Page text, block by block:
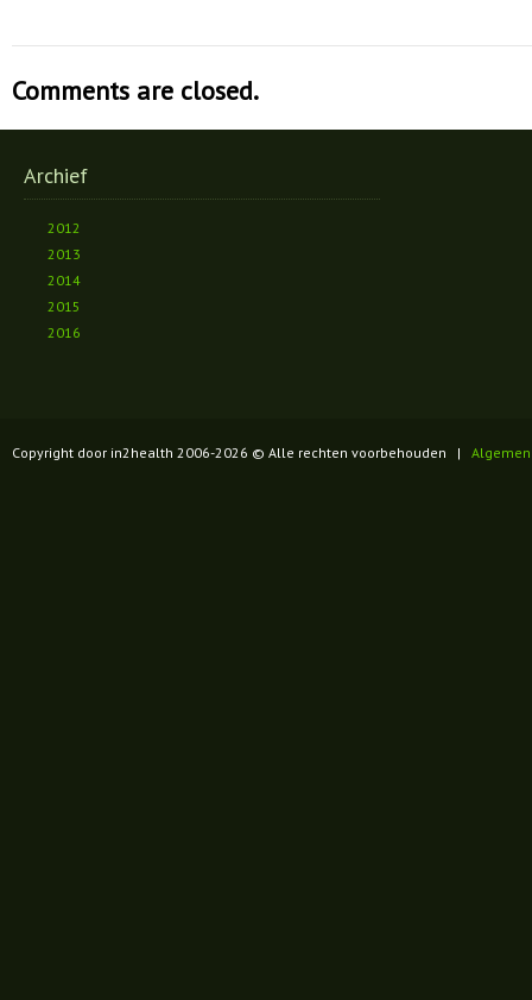
Comments are closed.
Archief
2012
2013
2014
2015
2016
Copyright door in2health 2006-2026 © Alle rechten voorbehouden |